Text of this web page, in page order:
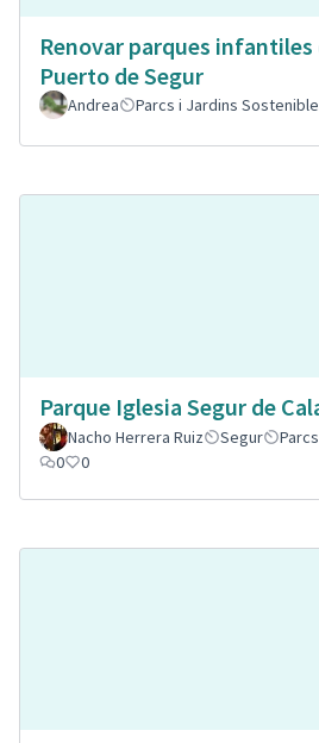
Renovar parques infantiles
Puerto de Segur
Andrea Parcs i Jardins
Parque Iglesia Segur de
Nacho Herrera Ruiz
Segur
0
0